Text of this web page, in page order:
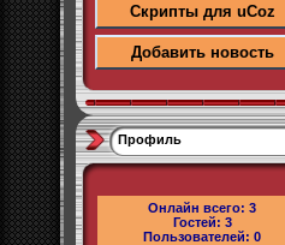
Скрипты для uCoz
Добавить новость
Профиль
Онлайн всего: 3
Гостей: 3
Пользователей: 0